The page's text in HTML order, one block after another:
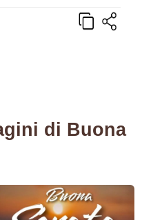
di Buona